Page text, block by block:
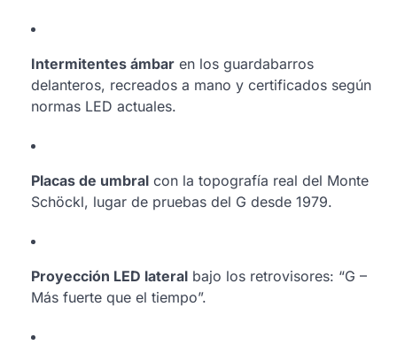
Intermitentes ámbar en los guardabarros
delanteros, recreados a mano y certificados según
normas LED actuales.
Placas de umbral con la topografía real del Monte
Schöckl, lugar de pruebas del G desde 1979.
Proyección LED lateral bajo los retrovisores: “G –
Más fuerte que el tiempo”.